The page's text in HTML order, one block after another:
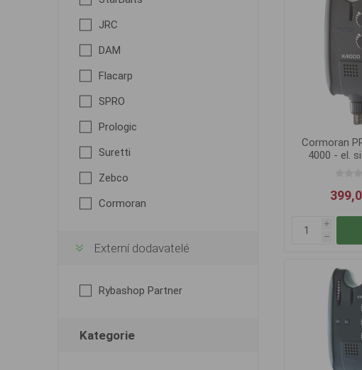
Cormoran
4000 - el.
i
h
JRC
DAM
Flacarp
SPRO
Prologic
Suretti
Zebco
Cormoran
Externí dodavatelé
Rybashop Partner
Kategorie